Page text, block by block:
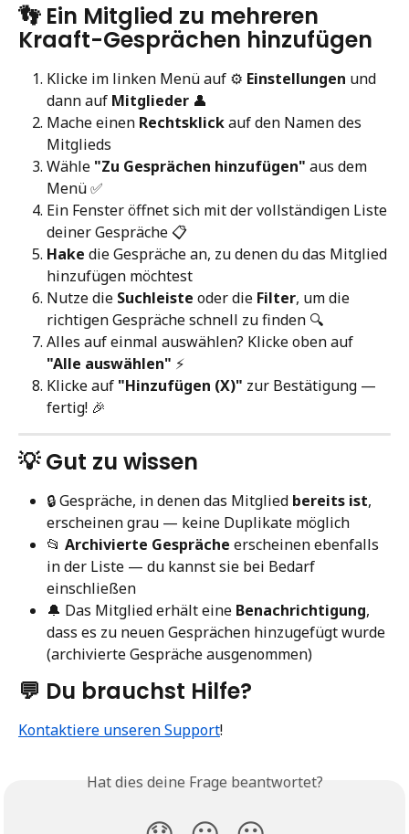
👣 Ein Mitglied zu mehreren
Kraaft-Gesprächen hinzufügen
Klicke im linken Menü auf ⚙️ Einstellungen und
dann auf Mitglieder 👤
Mache einen Rechtsklick auf den Namen des
Mitglieds
Wähle "Zu Gesprächen hinzufügen" aus dem
Menü ✅
Ein Fenster öffnet sich mit der vollständigen Liste
deiner Gespräche 📋
Hake die Gespräche an, zu denen du das Mitglied
hinzufügen möchtest
Nutze die Suchleiste oder die Filter, um die
richtigen Gespräche schnell zu finden 🔍
Alles auf einmal auswählen? Klicke oben auf
"Alle auswählen" ⚡
Klicke auf "Hinzufügen (X)" zur Bestätigung —
fertig! 🎉
💡 Gut zu wissen
🔒 Gespräche, in denen das Mitglied bereits ist,
erscheinen grau — keine Duplikate möglich
📂 Archivierte Gespräche erscheinen ebenfalls
in der Liste — du kannst sie bei Bedarf
einschließen
🔔 Das Mitglied erhält eine Benachrichtigung,
dass es zu neuen Gesprächen hinzugefügt wurde
(archivierte Gespräche ausgenommen)
💬 Du brauchst Hilfe?
Kontaktiere unseren Support!
Hat dies deine Frage beantwortet?